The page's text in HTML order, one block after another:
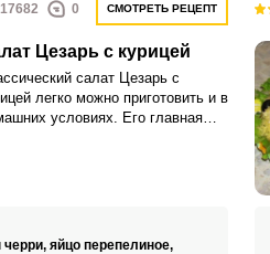
17682 0 СМОТРЕТЬ РЕЦЕПТ
Цезарь с курицей
салат Цезарь с
легко можно приготовить и в
условиях. Его главная
яйцо перепелиное,